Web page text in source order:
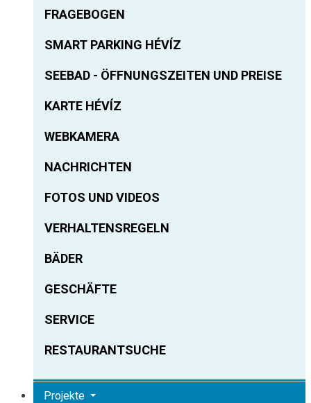
FRAGEBOGEN
SMART PARKING HÉVÍZ
SEEBAD - ÖFFNUNGSZEITEN UND PREISE
KARTE HÉVÍZ
WEBKAMERA
NACHRICHTEN
FOTOS UND VIDEOS
VERHALTENSREGELN
BÄDER
GESCHÄFTE
SERVICE
RESTAURANTSUCHE
Projekte